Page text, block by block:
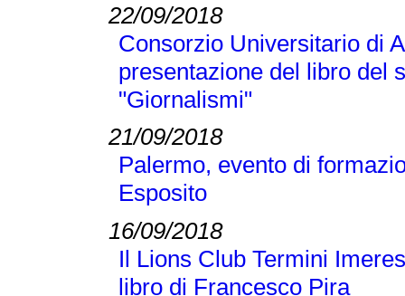
22/09/2018
Consorzio Universitario di
presentazione del libro del
"Giornalismi"
21/09/2018
Palermo, evento di
Esposito
16/09/2018
Il Lions Club Termini
libro di Francesco Pira